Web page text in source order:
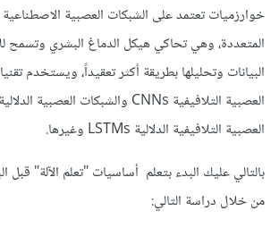
المتعددة، وهي تحاكي هيكل الدماغ البشري وتسمح
البيانات وتحليلها بطريقة أكثر تعقيداً، ويستخدم
العصبية التلافيفية الدلالية LSTMs وغيرها.
بالتالي عليك البدء بتعلم أساسيات "تعلم الآلة" قبل
من خلال دراسة التالي: